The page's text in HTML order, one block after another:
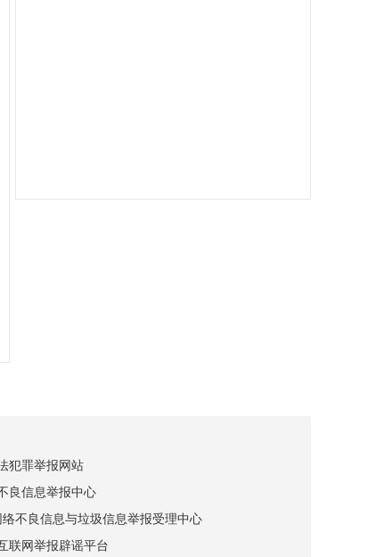
犯罪举报网站
良信息举报中心
络不良信息与垃圾信息举报受理中心
联网举报辟谣平台